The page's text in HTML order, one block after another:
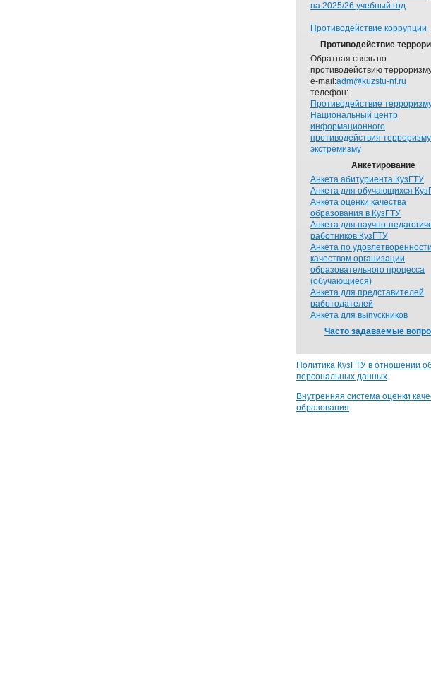
на 2025/26 учебный год
Противодействие коррупции
Противодействие
Обратная связь по
противодействию
e-mail:adm@kuzstu-nf.ru
телефон:
Противодействие
Национальный центр
информационного
противодействия
экстремизму
Анкетирование
Анкета абитуриента КузГТУ
Анкета для обучающихся
Анкета оценки качества
образования в КузГТУ
Анкета для научно-
работников КузГТУ
Анкета по
качеством организации
образовательного процесса
(обучающиеся)
Анкета для представителей
работодателей
Анкета для выпускников
Часто задаваемые
Политика КузГТУ в отношении
персональных данных
Внутренняя система оценки
образования